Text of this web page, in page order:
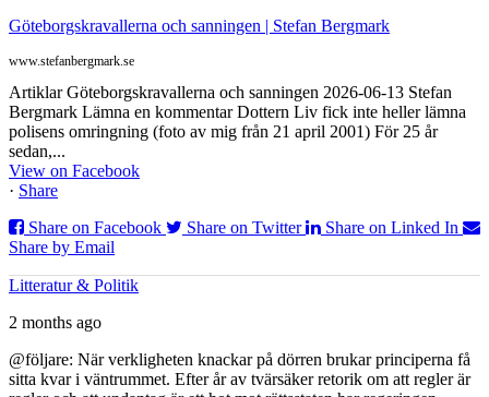
Göteborgskravallerna och sanningen | Stefan Bergmark
www.stefanbergmark.se
Artiklar Göteborgskravallerna och sanningen 2026-06-13 Stefan
Bergmark Lämna en kommentar Dottern Liv fick inte heller lämna
polisens omringning (foto av mig från 21 april 2001) För 25 år
sedan,...
View on Facebook
· Share
Share on Facebook
Share on Twitter
Share on Linked In
Share by Email
Litteratur & Politik
2 months ago
@följare: När verkligheten knackar på dörren brukar principerna få
sitta kvar i väntrummet. Efter år av tvärsäker retorik om att regler är